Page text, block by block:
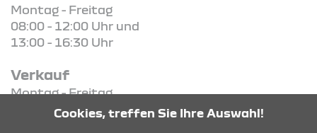
Montag - Freitag
08:00 - 12:00 Uhr und
13:00 - 16:30 Uhr
Verkauf
Montag - Freitag
09:00 Uhr - 18:00 Uhr
Cookies, treffen Sie Ihre Auswahl!